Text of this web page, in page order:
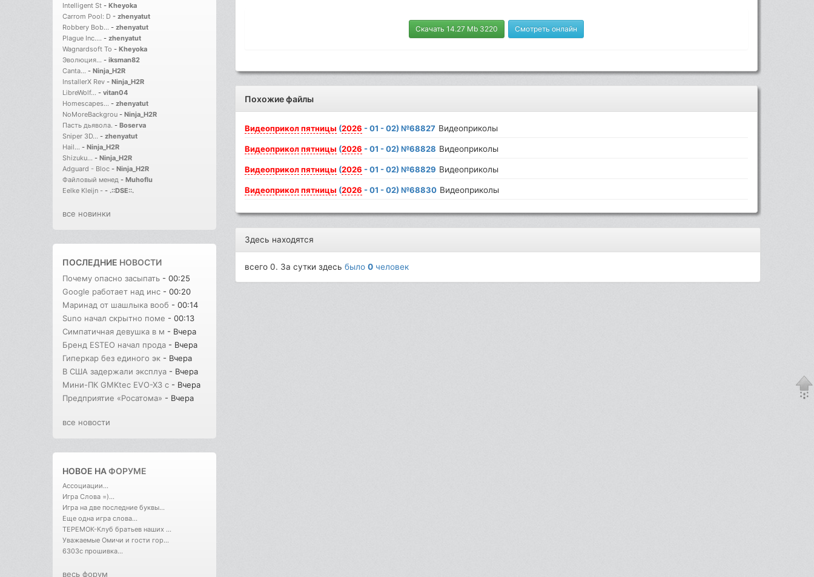
Intelligent St - Kheyoka
Carrom Pool: D - zhenyatut
Robbery Bob... - zhenyatut
Plague Inc.... - zhenyatut
Wagnardsoft To - Kheyoka
Эволюция... - iksman82
Canta... - Ninja_H2R
InstallerX Rev - Ninja_H2R
LibreWolf... - vitan04
Homescapes... - zhenyatut
NoMoreBackgrou - Ninja_H2R
Пасть дьявола. - Boserva
Sniper 3D... - zhenyatut
Hail... - Ninja_H2R
Shizuku... - Ninja_H2R
Adguard - Bloc - Ninja_H2R
Файловый менед - Muhoflu
Eelke Kleijn - - .::DSE::.
все новинки
ПОСЛЕДНИЕ НОВОСТИ
Почему опасно засыпать - 00:25
Google работает над инс - 00:20
Маринад от шашлыка вооб - 00:14
Suno начал скрытно поме - 00:13
Симпатичная девушка в м - Вчера
Бренд ESTEO начал прода - Вчера
Гиперкар без единого эк - Вчера
В США задержали эксплуа - Вчера
Мини-ПК GMKtec EVO-X3 с - Вчера
Предприятие «Росатома» - Вчера
все новости
НОВОЕ НАФОРУМЕ
Ассоциации...
Игра Слова =)...
Игра на две последние буквы...
Еще одна игра слова...
ТЕРЕМОК-Клуб братьев наших ...
Уважаемые Омичи и гости гор...
6303с прошивка...
весь форум
Скачать 14.27 Mb 3220 Смотреть онлайн
Похожие файлы
Видеоприколпятницы (2026 - 01 - 02) №68827 Видеоприколы
Видеоприколпятницы (2026 - 01 - 02) №68828 Видеоприколы
Видеоприколпятницы (2026 - 01 - 02) №68829 Видеоприколы
Видеоприколпятницы (2026 - 01 - 02) №68830 Видеоприколы
Здесь находятся
всего 0. За сутки здесьбыло0 человек